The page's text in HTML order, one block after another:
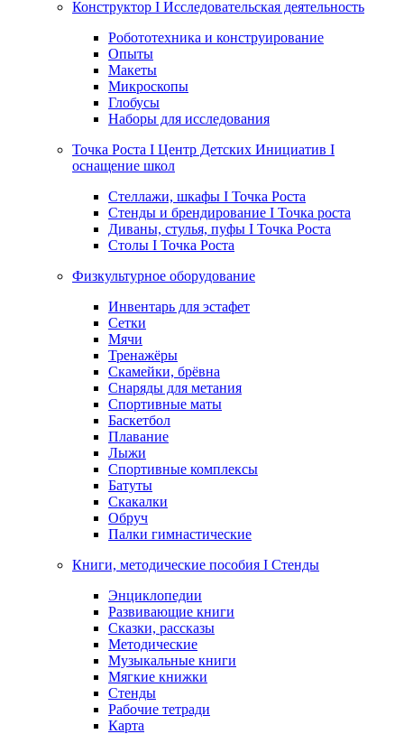
Конструктор I Исследовательская деятельность
Робототехника и конструирование
Опыты
Макеты
Микроскопы
Глобусы
Наборы для исследования
Точка Роста I Центр Детских Инициатив I
оснащение школ
Стеллажи, шкафы I Точка Роста
Стенды и брендирование I Точка роста
Диваны, стулья, пуфы I Точка Роста
Столы I Точка Роста
Физкультурное оборудование
Инвентарь для эстафет
Сетки
Мячи
Тренажёры
Скамейки, брёвна
Снаряды для метания
Спортивные маты
Баскетбол
Плавание
Лыжи
Спортивные комплексы
Батуты
Скакалки
Обруч
Палки гимнастические
Книги, методические пособия I Стенды
Энциклопедии
Развивающие книги
Сказки, рассказы
Методические
Музыкальные книги
Мягкие книжки
Стенды
Рабочие тетради
Карта